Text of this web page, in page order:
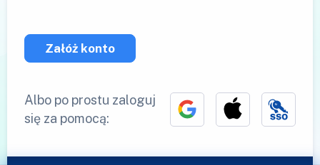
Załóż konto
Albo po prostu zaloguj
się za pomocą: